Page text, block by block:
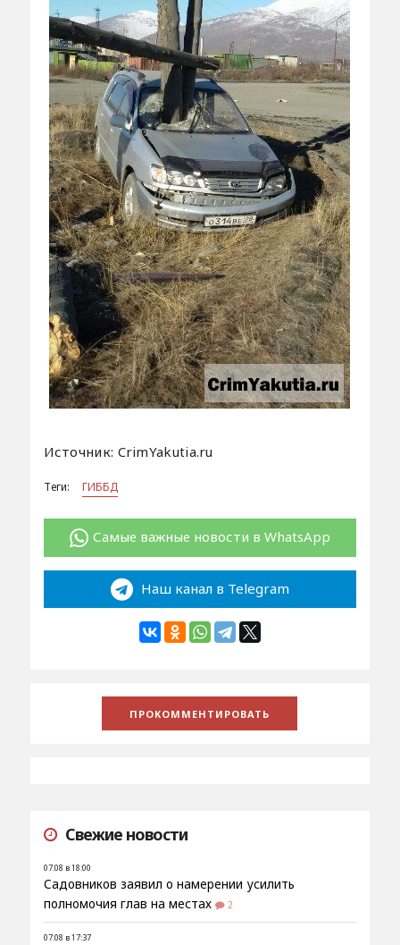
Источник: CrimYakutia.ru
Теги: ГИББД
Самые важные новости в WhatsApp
Наш канал в Telegram
Свежие новости
07.08 в 18:00
Садовников заявил о намерении усилить
полномочия глав на местах
2
07.08 в 17:37